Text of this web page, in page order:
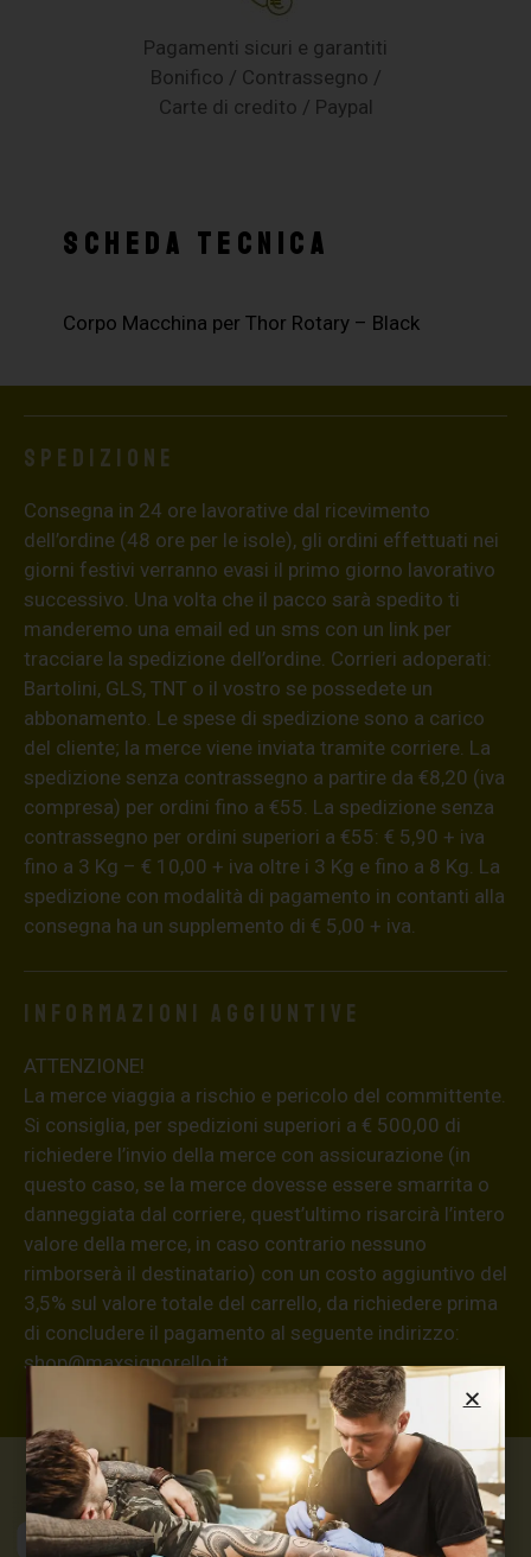
Pagamenti sicuri e garantiti
Bonifico / Contrassegno /
Carte di credito / Paypal
SCHEDA TECNICA
Corpo Macchina per Thor Rotary – Black
Spedizione
Consegna in 24 ore lavorative dal ricevimento
dell’ordine (48 ore per le isole), gli ordini effettuati nei
giorni festivi verranno evasi il primo giorno lavorativo
successivo. Una volta che il pacco sarà spedito ti
manderemo una email ed un sms con un link per
tracciare la spedizione dell’ordine. Corrieri adoperati:
Bartolini, GLS, TNT o il vostro se possedete un
abbonamento. Le spese di spedizione sono a carico
del cliente; la merce viene inviata tramite corriere. La
spedizione senza contrassegno a partire da €8,20 (iva
compresa) per ordini fino a €55. La spedizione senza
contrassegno per ordini superiori a €55: € 5,90 + iva
fino a 3 Kg – € 10,00 + iva oltre i 3 Kg e fino a 8 Kg. La
spedizione con modalità di pagamento in contanti alla
consegna ha un supplemento di € 5,00 + iva.
Informazioni aggiuntive
ATTENZIONE!
La merce viaggia a rischio e pericolo del committente.
Si consiglia, per spedizioni superiori a € 500,00 di
richiedere l’invio della merce con assicurazione (in
questo caso, se la merce dovesse essere smarrita o
danneggiata dal corriere, quest’ultimo risarcirà l’intero
valore della merce, in caso contrario nessuno
rimborserà il destinatario) con un costo aggiuntivo del
3,5% sul valore totale del carrello, da richiedere prima
di concludere il pagamento al seguente indirizzo:
shop@maxsignorello.it.
Max Signorello